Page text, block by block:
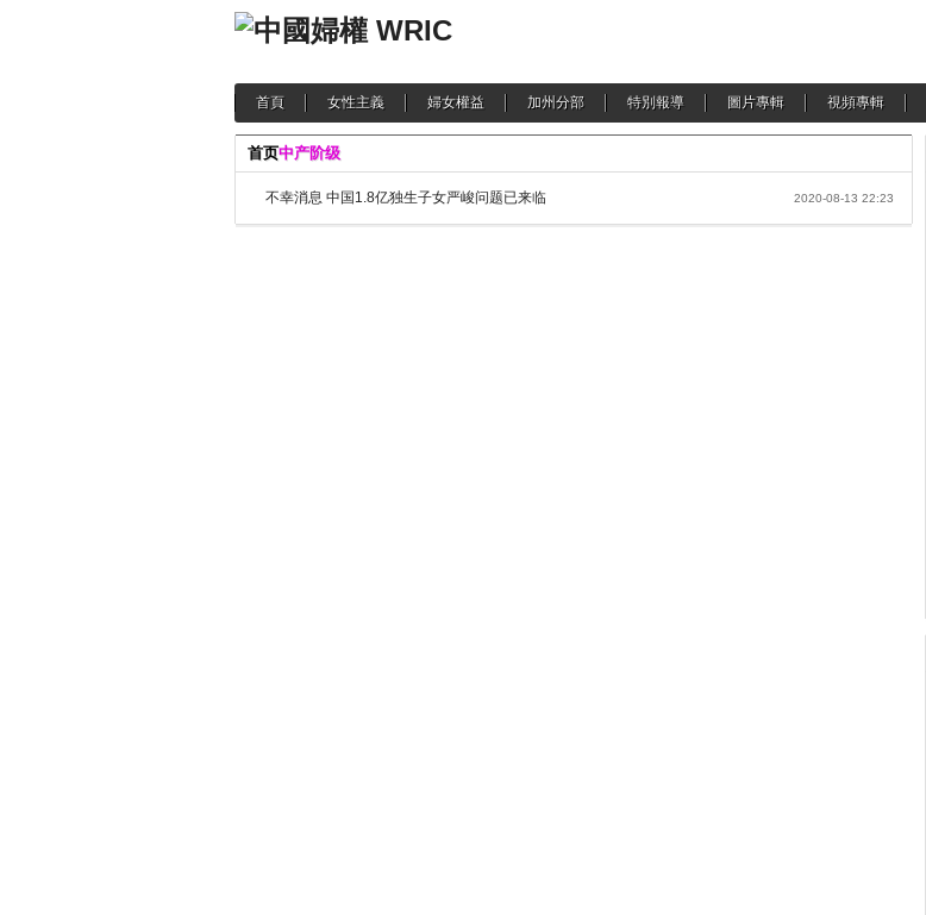
首頁 女性主義 婦女權益 加州分部 特別報導 圖片專輯 視頻專輯
首页中产阶级
不幸消息 中国1.8亿独生子女严峻问题已来临 2020-08-13 22:23